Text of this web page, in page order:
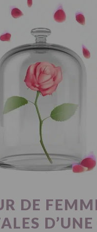
2
DE
D’UNE